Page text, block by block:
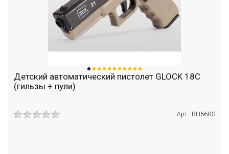
Детский автоматический пистолет GLOCK 18C
(гильзы + пули)
Арт.: BH66BS